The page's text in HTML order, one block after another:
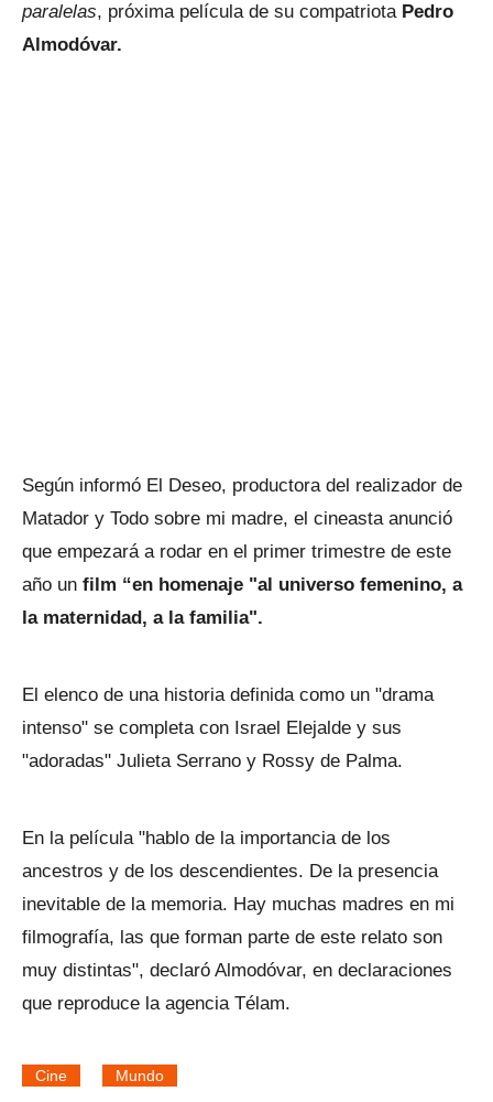
paralelas, próxima película de su compatriota Pedro
Almodóvar.
Según informó El Deseo, productora del realizador de
Matador y Todo sobre mi madre, el cineasta anunció
que empezará a rodar en el primer trimestre de este
año un film “en homenaje "al universo femenino, a
la maternidad, a la familia".
El elenco de una historia definida como un "drama
intenso" se completa con Israel Elejalde y sus
"adoradas" Julieta Serrano y Rossy de Palma.
En la película "hablo de la importancia de los
ancestros y de los descendientes. De la presencia
inevitable de la memoria. Hay muchas madres en mi
filmografía, las que forman parte de este relato son
muy distintas", declaró Almodóvar, en declaraciones
que reproduce la agencia Télam.
Cine Mundo